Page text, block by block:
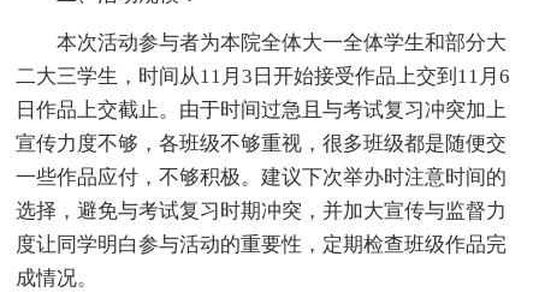
本次活动参与者为本院全体大一全体学生和部分大
二大三学生，时间从11月3日开始接受作品上交到11月6
日作品上交截止。由于时间过急且与考试复习冲突加上
宣传力度不够，各班级不够重视，很多班级都是随便交
一些作品应付，不够积极。建议下次举办时注意时间的
选择，避免与考试复习时期冲突，并加大宣传与监督力
度让同学明白参与活动的重要性，定期检查班级作品完
成情况。